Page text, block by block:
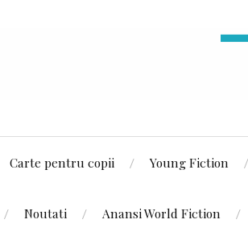
Carte pentru copii Young Fiction
Noutati Anansi World Fiction